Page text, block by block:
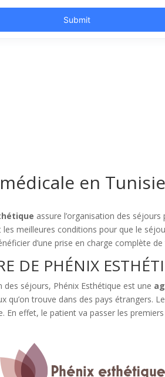
en Tunisie
assure l’organisation des
les meilleures conditions pour que le
d’une prise en charge complète
DE PHÉNIX
séjours, Phénix Esthétique est une
trouve dans des pays étrangers.
En effet, le patient va passer les